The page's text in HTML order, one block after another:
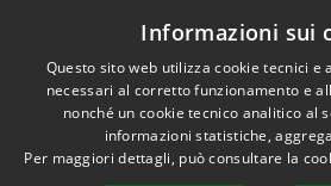
Accessibilità Privacy Cookie
Informazioni sui
Questo sito web utilizza cookie tecnici
necessari al corretto funzionamento e
nonché un cookie tecnico analitico al
informazioni statistiche,
Per maggiori dettagli, può consultare la